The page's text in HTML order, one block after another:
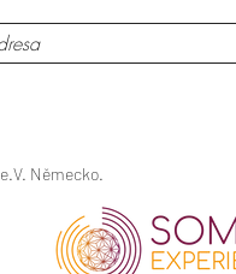
e.V. Německo.